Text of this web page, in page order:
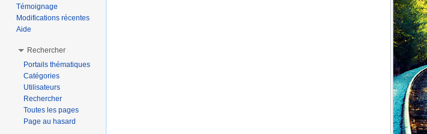
Témoignage
Modifications récentes
Aide
Rechercher
Portails thématiques
Catégories
Utilisateurs
Rechercher
Toutes les pages
Page au hasard